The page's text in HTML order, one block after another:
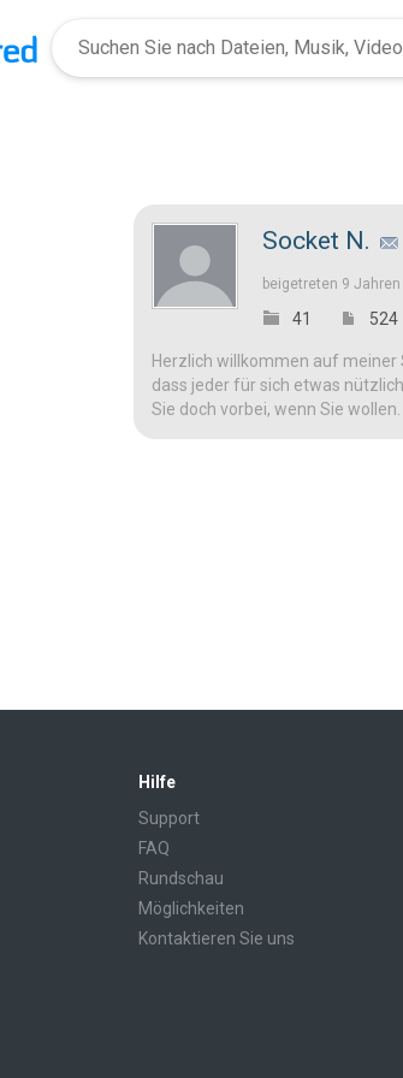
Socket N.
beigetreten 9 Jahren
41 524
Herzlich willkommen auf meiner
dass jeder für sich etwas
Sie doch vorbei, wenn Sie wollen.
Hilfe
Support
FAQ
Rundschau
Möglichkeiten
Kontaktieren Sie uns